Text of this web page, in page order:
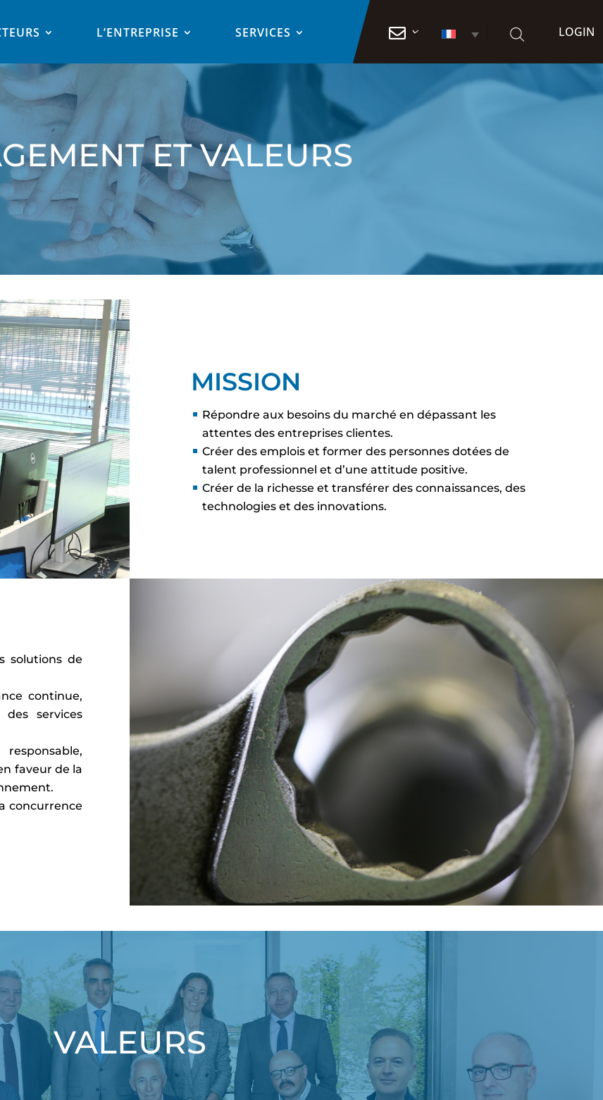
L’ENTREPRISE SERVICES  LOGIN
ET VALEURS
MISSION
Répondre aux besoins du marché en dépassant les
attentes des entreprises clientes.
Créer des emplois et former des personnes dotées de
talent professionnel et d’une attitude positive.
Créer de la richesse et transférer des connaissances, des
technologies et des innovations.
solutions de
continue,
services
faveur de la
concurrence
VALEURS